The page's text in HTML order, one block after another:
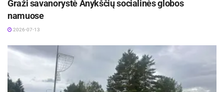
Graži savanorystė Anykščių socialinės globos
namuose
2026-07-13